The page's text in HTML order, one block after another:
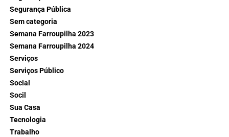
Segurança Pública
Sem categoria
Semana Farroupilha 2023
Semana Farroupilha 2024
Serviços
Serviços Público
Social
Socil
Sua Casa
Tecnologia
Trabalho